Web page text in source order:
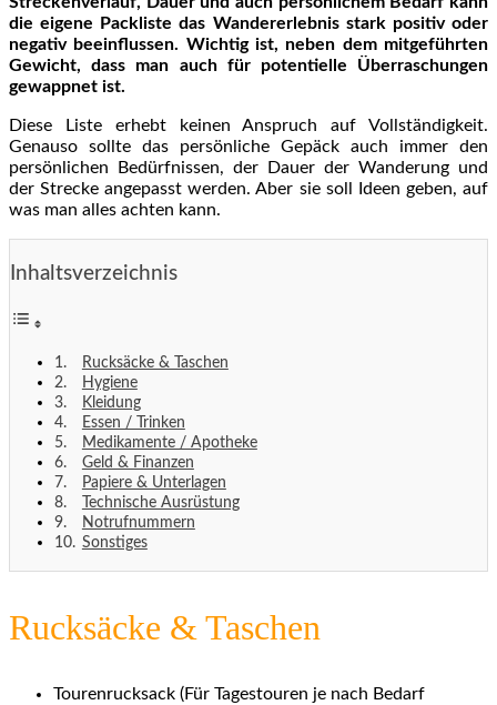
die eigene Packliste das Wandererlebnis stark positiv oder
negativ beeinflussen. Wichtig ist, neben dem mitgeführten
Gewicht, dass man auch für potentielle Überraschungen
gewappnet ist.
Diese Liste erhebt keinen Anspruch auf Vollständigkeit.
Genauso sollte das persönliche Gepäck auch immer den
persönlichen Bedürfnissen, der Dauer der Wanderung und
der Strecke angepasst werden. Aber sie soll Ideen geben, auf
was man alles achten kann.
Inhaltsverzeichnis
Rucksäcke & Taschen
Hygiene
Kleidung
Essen / Trinken
Medikamente / Apotheke
Geld & Finanzen
Papiere & Unterlagen
Technische Ausrüstung
Notrufnummern
Sonstiges
Rucksäcke & Taschen
Tourenrucksack (Für Tagestouren je nach Bedarf